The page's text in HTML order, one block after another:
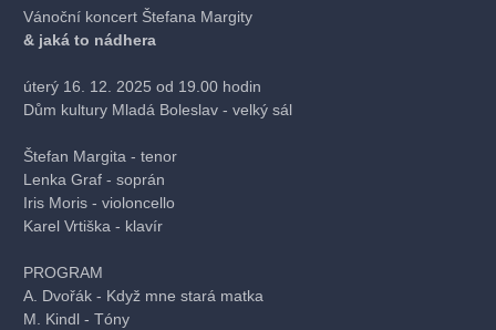
Vánoční koncert Štefana Margity
& jaká to nádhera
úterý 16. 12. 2025 od 19.00 hodin
Dům kultury Mladá Boleslav - velký sál
Štefan Margita - tenor
Lenka Graf - soprán
Iris Moris - violoncello
Karel Vrtiška - klavír
PROGRAM
A. Dvořák - Když mne stará matka
M. Kindl - Tóny